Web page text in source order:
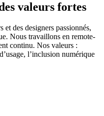
valeurs fortes
et des designers passionnés,
Nous travaillons en remote-
continu. Nos valeurs :
l’inclusion numérique